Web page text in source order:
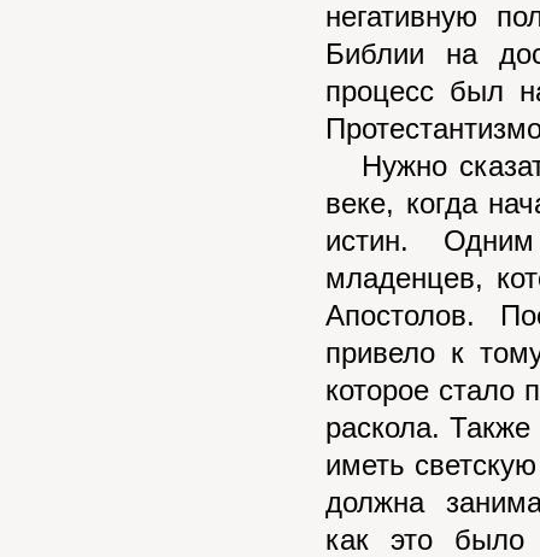
негативную
Библии на
процесс был
Нужно
веке, когда
истин.
младенцев,
Апостолов.
привело к
которое стало
раскола.
иметь
должна
как это было